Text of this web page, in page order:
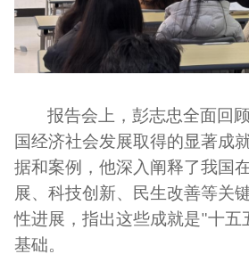
报告会上，彭志忠全面回
国经济社会发展取得的显著成
据和案例，他深入阐释了我国
展、科技创新、民生改善等关
性进展，指出这些成就是"十五
基础。